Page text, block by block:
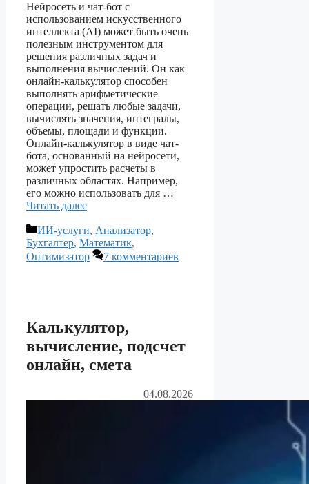
Нейросеть и чат-бот с
использованием искусственного
интеллекта (AI) может быть очень
полезным инструментом для
решения различных задач и
выполнения вычислений. Он как
онлайн-калькулятор способен
выполнять арифметические
операции, решать любые задачи,
вычислять значения, интегралы,
объемы, площади и функции.
Онлайн-калькулятор в виде чат-
бота, основанный на нейросети,
может упростить расчеты в
различных областях. Например,
его можно использовать для …
Читать далее
Рубрики
ИИ-услуги, Анализатор,
Бухгалтер, Математик,
Оптимизатор
7 комментариев
Калькулятор,
вычисление, подсчет
онлайн, смета
04.08.2026